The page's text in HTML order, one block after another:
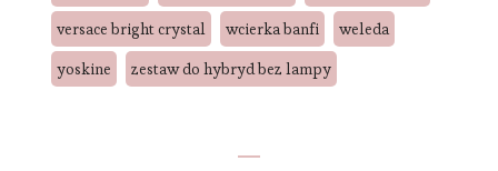
versace bright crystal
wcierka banfi
weleda
yoskine
zestaw do hybryd bez lampy